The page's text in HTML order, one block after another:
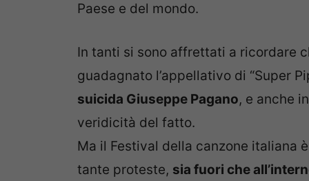
Paese e del mondo.
In tanti si sono affrettati a ricordare
guadagnato l’appellativo di “Super
suicida Giuseppe Pagano, e anche
veridicità del fatto.
Ma il Festival della canzone italiana
tante proteste, sia fuori che